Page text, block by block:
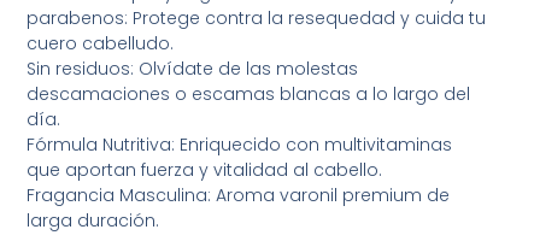
parabenos: Protege contra la resequedad y cuida tu
cuero cabelludo.
Sin residuos: Olvídate de las molestas
descamaciones o escamas blancas a lo largo del
día.
Fórmula Nutritiva: Enriquecido con multivitaminas
que aportan fuerza y vitalidad al cabello.
Fragancia Masculina: Aroma varonil premium de
larga duración.